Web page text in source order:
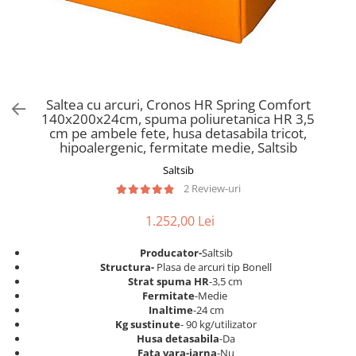
Saltele Pocket
Saltele cu arcuri impachetate
Saltele Memory Pocket
Saltele cu plasa arcuri
Saltele cu spuma
Saltele cu spuma poliuretanica
Saltele 140x200
Saltele 160x200
Saltele 180x200
Top saltele
Scaune pentru living
Seturi comode living si vitrine
Mobila living
Etajere Birou
Dulap birou
Birouri
Scaune pentru birou
Scaune pentru vizitatori
Scaune birou copii
Scaune resigilate
Scaune gradinita
Scaune terasa si outdoor
Saltea cu arcuri, Cronos HR Spring Comfort
140x200x24cm, spuma poliuretanica HR 3,5
cm pe ambele fete, husa detasabila tricot,
hipoalergenic, fermitate medie, Saltsib
Saltsib
2 Review-uri
1.252,00 Lei
Producator-Saltsib
Structura- Plasa de arcuri tip Bonell
Strat spuma HR-3,5 cm
Fermitate-Medie
Inaltime-24 cm
Kg sustinute- 90 kg/utilizator
Husa detasabila-Da
Fata vara-iarna-Nu